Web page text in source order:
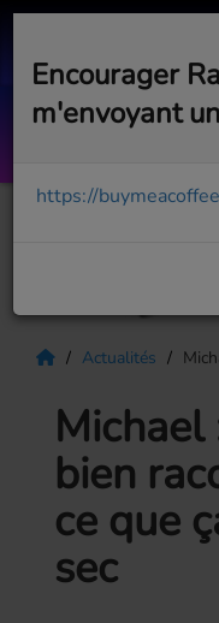
Actualités
bien
ce que
sec
Encourager
m'envoyant
https://